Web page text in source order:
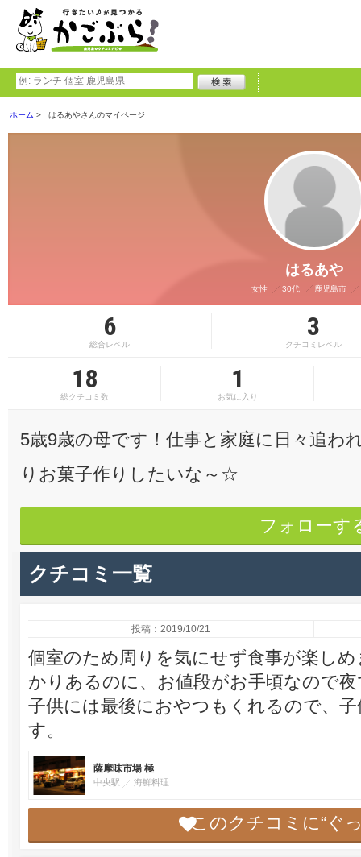
ホーム はるあやさんのマイページ
はるあや
女性 30代 鹿児島市
6
総合レベル
3
クチコミレベル
18
総クチコミ数
1
お気に入り
5歳9歳の母です！仕事と家庭に日々追わ
りお菓子作りしたいな～☆
フォローす
クチコミ一覧
投稿：2019/10/21
個室のため周りを気にせず食事が楽し
かりあるのに、お値段がお手頃なので
子供には最後におやつもくれるので、
す。
薩摩味市場 極
中央駅 海鮮料理
このクチコミに“ぐ